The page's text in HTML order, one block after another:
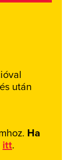
után
Ha
itt.